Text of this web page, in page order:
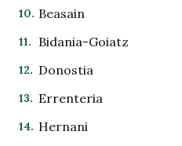
Beasain
Bidania-Goiatz
Donostia
Errenteria
Hernani